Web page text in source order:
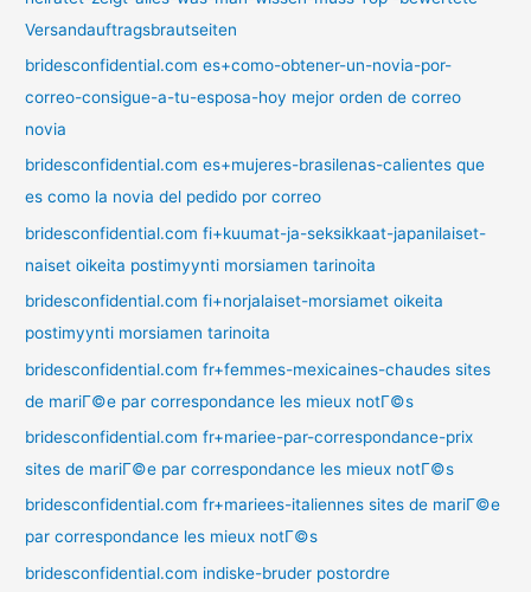
Versandauftragsbrautseiten
bridesconfidential.com es+como-obtener-un-novia-por-
correo-consigue-a-tu-esposa-hoy mejor orden de correo
novia
bridesconfidential.com es+mujeres-brasilenas-calientes que
es como la novia del pedido por correo
bridesconfidential.com fi+kuumat-ja-seksikkaat-japanilaiset-
naiset oikeita postimyynti morsiamen tarinoita
bridesconfidential.com fi+norjalaiset-morsiamet oikeita
postimyynti morsiamen tarinoita
bridesconfidential.com fr+femmes-mexicaines-chaudes sites
de mariГ©e par correspondance les mieux notГ©s
bridesconfidential.com fr+mariee-par-correspondance-prix
sites de mariГ©e par correspondance les mieux notГ©s
bridesconfidential.com fr+mariees-italiennes sites de mariГ©e
par correspondance les mieux notГ©s
bridesconfidential.com indiske-bruder postordre